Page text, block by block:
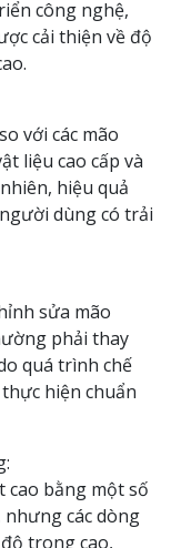
công nghệ,
cải thiện về độ
với các mão
liệu cao cấp và
hiệu quả
dùng có trải
sửa mão
phải thay
quá trình chế
hiện chuẩn
bằng một số
các dòng
trong cao,